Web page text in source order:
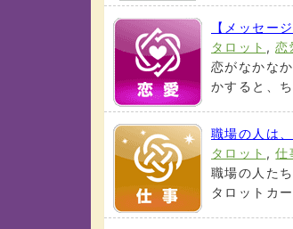
【メッセー
タロット ,恋
恋がなかな
かすると、
職場の人は
タロット ,仕
職場の人た
タロットカ